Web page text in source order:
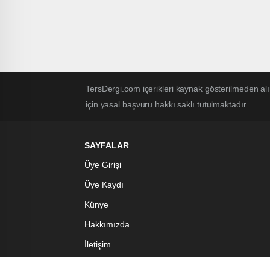
TersDergi.com içerikleri kaynak gösterilmeden
için yasal başvuru hakkı saklı tutulmaktadır.
SAYFALAR
Üye Girişi
Üye Kaydı
Künye
Hakkımızda
İletişim